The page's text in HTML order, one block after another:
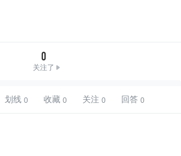
0
关注了
划线 收藏 关注 回答